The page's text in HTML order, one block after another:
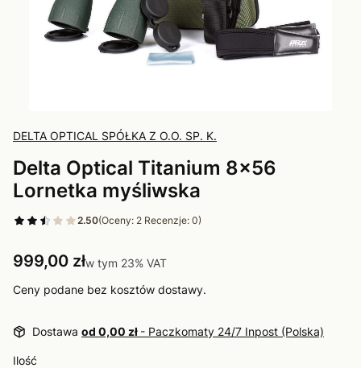
DELTA OPTICAL SPÓŁKA Z O.O. SP. K.
Delta Optical Titanium 8x56
Lornetka myśliwska
2.50(Oceny: 2 Recenzje: 0)
Cena
999,00 złw tym 23% VAT
w tym 23% VAT
Ceny podane bez kosztów dostawy.
Dostawa od 0,00 zł - Paczkomaty 24/7 Inpost (Polska)
Ilość